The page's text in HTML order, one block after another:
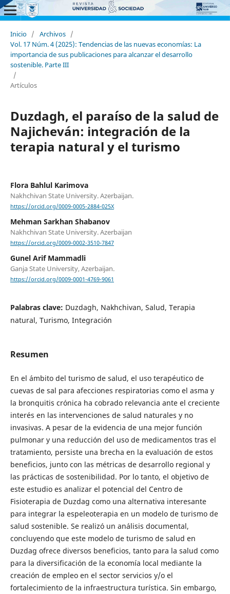
Inicio / Archivos /
Vol. 17 Núm. 4 (2025): Tendencias de las nuevas economías: La
importancia de sus publicaciones para alcanzar el desarrollo
sostenible. Parte III
/
Artículos
Duzdagh, el paraíso de la salud de
Najicheván: integración de la
terapia natural y el turismo
Flora Bahlul Karimova
Nakhchivan State University. Azerbaijan.
https://orcid.org/0009-0005-2884-025X
Mehman Sarkhan Shabanov
Nakhchivan State University. Azerbaijan
https://orcid.org/0009-0002-3510-7847
Gunel Arif Mammadli
Ganja State University, Azerbaijan.
https://orcid.org/0009-0001-4769-9061
Palabras clave: Duzdagh, Nakhchivan, Salud, Terapia
natural, Turismo, Integración
Resumen
En el ámbito del turismo de salud, el uso terapéutico de
cuevas de sal para afecciones respiratorias como el asma y
la bronquitis crónica ha cobrado relevancia ante el creciente
interés en las intervenciones de salud naturales y no
invasivas. A pesar de la evidencia de una mejor función
pulmonar y una reducción del uso de medicamentos tras el
tratamiento, persiste una brecha en la evaluación de estos
beneficios, junto con las métricas de desarrollo regional y
las prácticas de sostenibilidad. Por lo tanto, el objetivo de
este estudio es analizar el potencial del Centro de
Fisioterapia de Duzdag como una alternativa interesante
para integrar la espeleoterapia en un modelo de turismo de
salud sostenible. Se realizó un análisis documental,
concluyendo que este modelo de turismo de salud en
Duzdag ofrece diversos beneficios, tanto para la salud como
para la diversificación de la economía local mediante la
creación de empleo en el sector servicios y/o el
fortalecimiento de la infraestructura turística. Sin embargo,